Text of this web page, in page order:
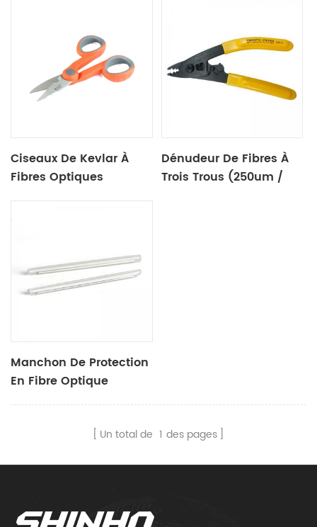
Ciseaux De Kevlar À
Fibres Optiques
Dénudeur De Fibres À
Trois Trous (250um /
Manchon De Protection
En Fibre Optique
Un total de 1 des pages